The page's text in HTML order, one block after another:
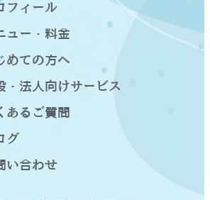
フィール
ュー・料金
めての方へ
・法人向けサービス
あるご質問
グ
い合わせ